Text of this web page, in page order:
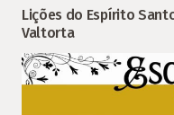
Lições do Espírito
Valtorta